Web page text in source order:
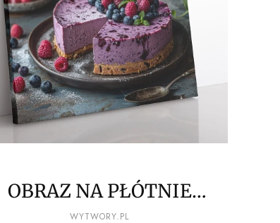
OBRAZ NA PŁÓTNIE
owocowy przysmak wz4
PRODUCENT
WYTWORY.PL